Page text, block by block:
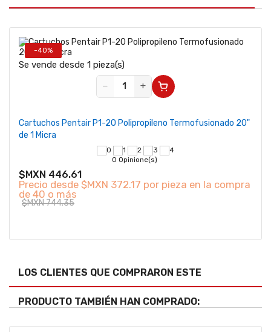
-40%
Se vende desde 1 pieza(s)
−
+
Cartuchos Pentair P1-20 Polipropileno Termofusionado 20"
de 1 Micra
0 Opinione(s)
$MXN 446.61
Precio desde $MXN 372.17 por pieza en la compra
de 40 o más
$MXN 744.35
LOS CLIENTES QUE COMPRARON ESTE
PRODUCTO TAMBIÉN HAN COMPRADO: